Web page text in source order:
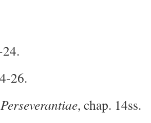
26.
, chap. 14ss.